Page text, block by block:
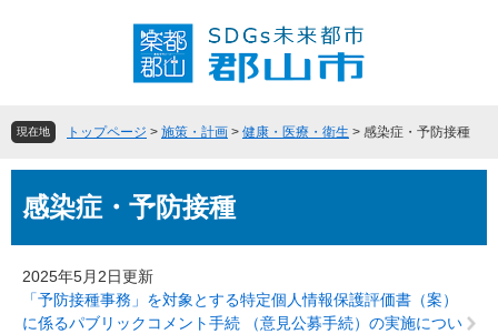
頭
す
飛
し
文
現在地 トップページ > 施策・計画 > 健康・医療・衛生 > 感染症・予防接種
文感染症・予防接種
2025年5月2日更新
「予防接種事務」を対象とする特定個人情報保護評価書（案）
に係るパブリックコメント手続 （意見公募手続）の実施につい